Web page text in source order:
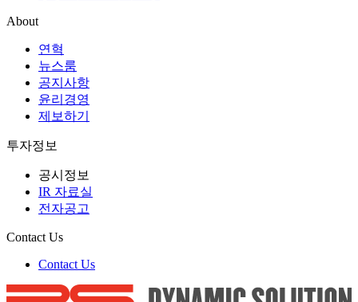
About
연혁
뉴스룸
공지사항
윤리경영
제보하기
투자정보
공시정보
IR 자료실
전자공고
Contact Us
Contact Us